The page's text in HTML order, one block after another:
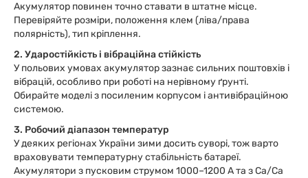
Акумулятор повинен точно ставати в штатне місце.
Перевіряйте розміри, положення клем (ліва/права
полярність), тип кріплення.
2. Ударостійкість і вібраційна стійкість
У польових умовах акумулятор зазнає сильних поштовхів і
вібрацій, особливо при роботі на нерівному ґрунті.
Обирайте моделі з посиленим корпусом і антивібраційною
системою.
3. Робочий діапазон температур
У деяких регіонах України зими досить суворі, тож варто
враховувати температурну стабільність батареї.
Акумулятори з пусковим струмом 1000–1200 А та з Ca/Ca